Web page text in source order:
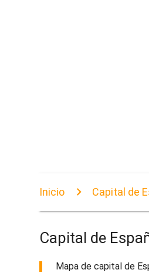
Inicio Capital de
Capital de
Mapa de capital de